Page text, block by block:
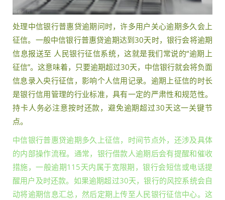
处理中信银行普惠贷逾期问时，许多用户关心逾期多久会上
征信。一般中信银行普惠贷逾期达到30天时，银行会将逾期
信息报送至 人民银行征信系统，这就是我们常说的“逾期上
征信”。这意味着，只要逾期超过30天，中信银行就会将负面
信息录入央行征信，影响个人信用记录。逾期上征信的时长
是银行信用管理的行业标准，具有一定的严肃性和规范性。
持卡人务必注意按时还款，避免逾期超过30天这一关键节
点。
中信银行普惠贷逾期多久上征信，时间节点外，还涉及具体
的内部操作流程。通常，银行借款人逾期后会有提醒和催收
措施，一般逾期115天内属于宽限期，银行会短信或电话提
醒用户及时还款。如果逾期超过30天，银行的风控系统会自
动将逾期信息汇总，然后定期上传至人民银行征信中心。这